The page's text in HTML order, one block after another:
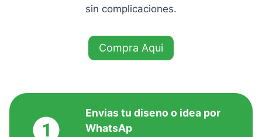
sin complicaciones.
Compra Aqui
Envias tu diseno o idea por
WhatsAp